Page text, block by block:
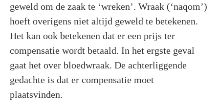
geweld om de zaak te ‘wreken’. Wraak (‘naqom’)
hoeft overigens niet altijd geweld te betekenen.
Het kan ook betekenen dat er een prijs ter
compensatie wordt betaald. In het ergste geval
gaat het over bloedwraak. De achterliggende
gedachte is dat er compensatie moet
plaatsvinden.